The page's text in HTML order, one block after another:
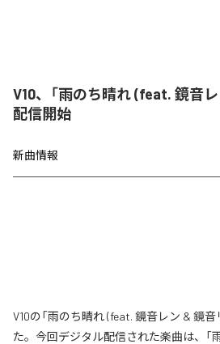
V10、「雨のち晴れ (feat. 鏡音
配信開始
新曲情報
V10の「雨のち晴れ (feat. 鏡音レン & 鏡
た。今回デジタル配信された楽曲は、「